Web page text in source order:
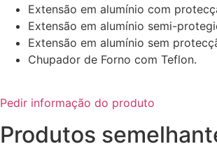
Extensão em alumínio com
Extensão em alumínio semi-
Extensão em alumínio sem
Chupador de Forno com Teflon.
Pedir informação do produto
Produtos